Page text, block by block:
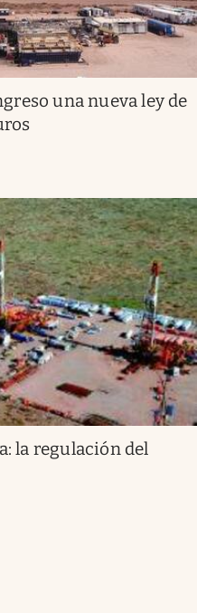
una nueva ley de
la regulación del